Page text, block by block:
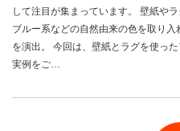
して注目が集まっています。 壁紙や
ブルー系などの自然由来の色を取り
を演出。 今回は、壁紙とラグを使っ
実例をご…